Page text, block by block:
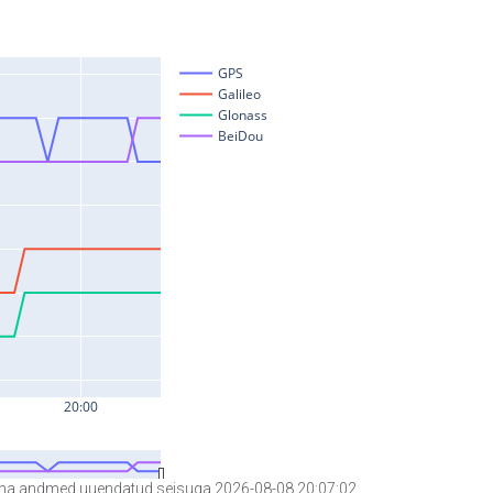
andmed uuendatud seisuga 2026-08-08 20:07:02